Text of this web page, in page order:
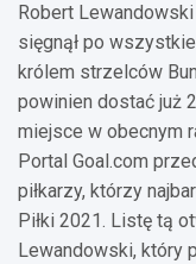
Robert
sięgnął po
królem strzelców
powinien dostać już
miejsce w obecnym
Portal Goal.com
piłkarzy, którzy
Piłki 2021. Listę tą
Lewandowski, który